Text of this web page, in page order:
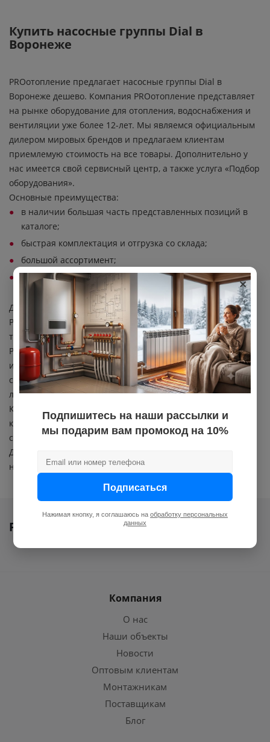
Купить насосные группы Dial в
Воронеже
PROотопление предлагает насосные группы Dial в
Воронеже дешево. Компания PROотопление представляет
на рынке оборудование для отопления, водоснабжения и
вентиляции уже более 12-лет. Мы являемся официальным
дилером мировых брендов и предлагаем клиентам
приемлемую стоимость на все товары. Дополнительно у
нас имеется свой сервисный центр, а также услуга «Подбор
оборудования».
Основные преимущества:
в наличии большая часть представленных позиций в
каталоге;
быстрая комплектация и отгрузка со склада;
большой ассортимент;
дополнительные скидки и акции.
Для воронежцев работает собственная служба доставки
PROотопление с бесплатной доставкой при покупке от 15-
ти тысяч рублей. Для покупателей из различных регионов
России (за исключением Воронежа, а также Сибири, Урала
и Дальнего Востока) действует бесплатная доставка при
сумме покупок от 30-ти тысяч рублей с помощью СДЭК
либо Деловых линий.
Купить насосные группы Dial можно на сайте через
корзину товаров, после оформления запроса с вами
свяжется наш менеджер для уточнения информации.
Дополнительно можно позвонить нам по контактному
номеру.
Ранее вы смотрели
Компания
О нас
Наши объекты
Новости
Оптовым клиентам
Монтажникам
Поставщикам
Блог
×
Подпишитесь на наши рассылки и
мы подарим вам промокод на 10%
Подписаться
Нажимая кнопку, я соглашаюсь на обработку персональных
данных